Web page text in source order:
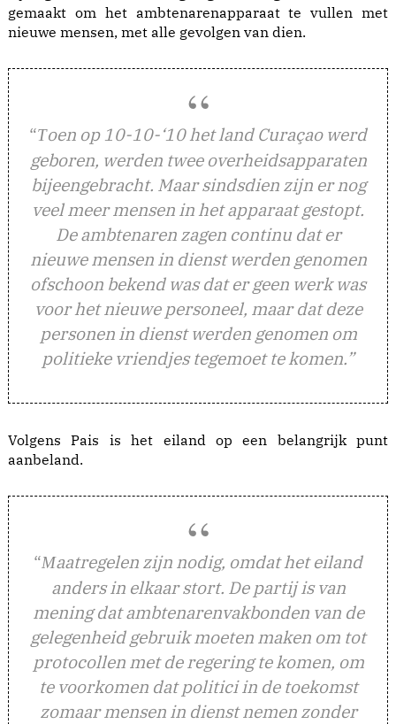
gemaakt om het ambtenarenapparaat te vullen met
nieuwe mensen, met alle gevolgen van dien.
“Toen op 10-10-‘10 het land Curaçao werd
geboren, werden twee overheidsapparaten
bijeengebracht. Maar sindsdien zijn er nog
veel meer mensen in het apparaat gestopt.
De ambtenaren zagen continu dat er
nieuwe mensen in dienst werden genomen
ofschoon bekend was dat er geen werk was
voor het nieuwe personeel, maar dat deze
personen in dienst werden genomen om
politieke vriendjes tegemoet te komen.”
Volgens Pais is het eiland op een belangrijk punt
aanbeland.
“Maatregelen zijn nodig, omdat het eiland
anders in elkaar stort. De partij is van
mening dat ambtenarenvakbonden van de
gelegenheid gebruik moeten maken om tot
protocollen met de regering te komen, om
te voorkomen dat politici in de toekomst
zomaar mensen in dienst nemen zonder